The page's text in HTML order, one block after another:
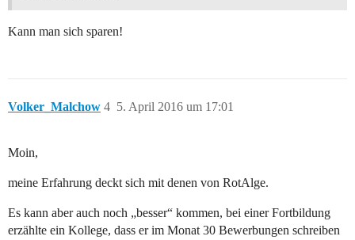
Kann man sich sparen!
Volker_Malchow 5. April 2016 um 17:01
4
Moin,
meine Erfahrung deckt sich mit denen von RotAlge.
Es kann aber auch noch „besser“ kommen, bei einer Fortbildung
erzählte ein Kollege, dass er im Monat 30 Bewerbungen schreiben